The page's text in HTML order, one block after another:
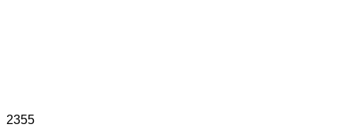
2355